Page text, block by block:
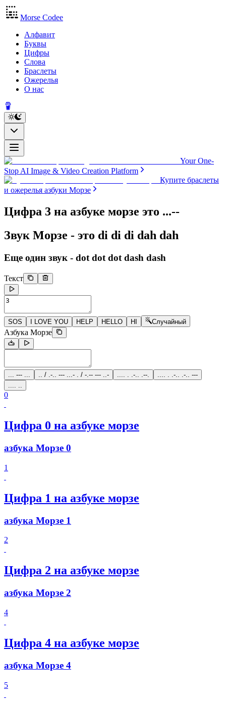
Morse Codee
Алфавит
Буквы
Цифры
Слова
Браслеты
Ожерелья
О нас
Your One-
Stop AI Image & Video Creation Platform
Купите браслеты
и ожерелья азбуки Морзе
Цифра 3 на азбуке морзе это ...--
Звук Морзе - это di di di dah dah
Еще один звук - dot dot dot dash dash
Текст
SOS I LOVE YOU HELP HELLO HI Случайный
Азбука Морзе
... --- ... .. / .-.. --- ...- . / -.-- --- ..- .... . .-.. .--.
.... . .-.. .-.. ---
.... ..
0
Цифра 0 на азбуке морзе
азбука Морзе 0
1
Цифра 1 на азбуке морзе
азбука Морзе 1
2
Цифра 2 на азбуке морзе
азбука Морзе 2
4
Цифра 4 на азбуке морзе
азбука Морзе 4
5